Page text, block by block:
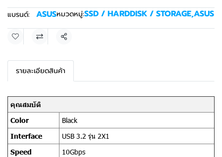
แบรนด์:
ASUSหมวดหมู่:SSD / HARDDISK / STORAGE,ASUS
แชร์
รายละเอียดสินค้า
คุณสมบัติ
Color
Black
Interface USB 3.2 รุ่น 2X1
Speed 10Gbps